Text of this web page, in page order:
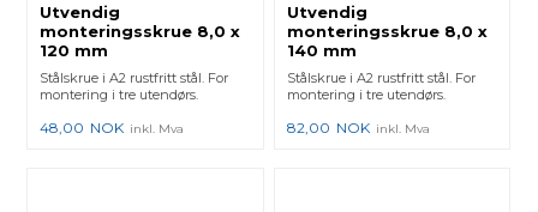
Utvendig
monteringsskrue 8,0 x
120 mm
Stålskrue i A2 rustfritt stål. For
montering i tre utendørs.
48,00 NOK inkl. Mva
Utvendig
monteringsskrue 8,0 x
140 mm
Stålskrue i A2 rustfritt stål. For
montering i tre utendørs.
82,00 NOK inkl. Mva